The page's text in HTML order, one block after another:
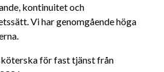
kontinuitet och
Vi har genomgående höga
för fast tjänst från